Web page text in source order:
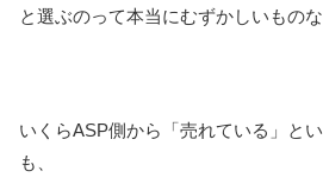
と選ぶのって本当にむずかしいものな
いくらASP側から「売れている」と
も、